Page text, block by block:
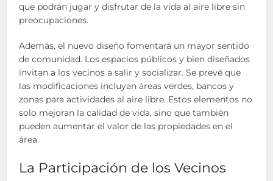
que podrán jugar y disfrutar de la vida al aire libre sin
preocupaciones.
Además, el nuevo diseño fomentará un mayor sentido
de comunidad. Los espacios públicos y bien diseñados
invitan a los vecinos a salir y socializar. Se prevé que
las modificaciones incluyan áreas verdes, bancos y
zonas para actividades al aire libre. Estos elementos no
solo mejoran la calidad de vida, sino que también
pueden aumentar el valor de las propiedades en el
área.
La Participación de los Vecinos